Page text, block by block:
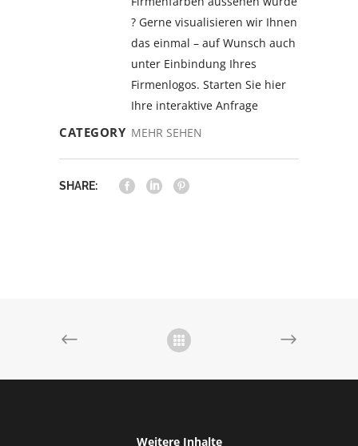
? Gerne visualisieren wir Ihnen
das einmal – auf Wunsch auch
unter Einbindung Ihres
Firmenlogos. Starten Sie hier
Ihre interaktive Anfrage
CATEGORY MEHR SEHEN
SHARE:
Weitere Inhalte